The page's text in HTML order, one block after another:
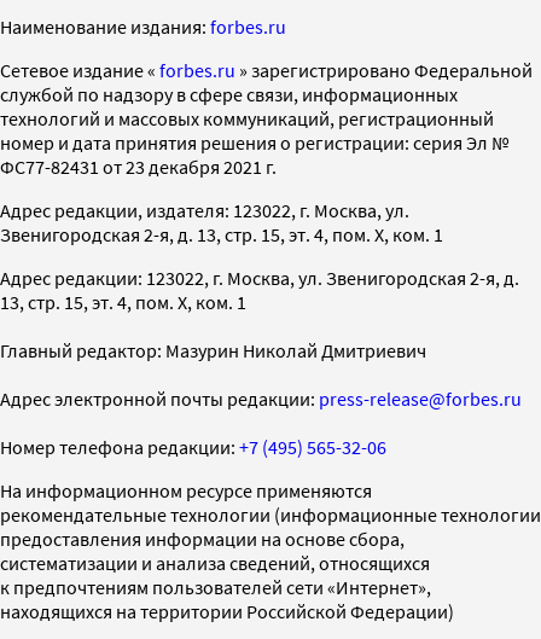
Наименование издания: forbes.ru
Cетевое издание « forbes.ru » зарегистрировано Федеральной
службой по надзору в сфере связи, информационных
технологий и массовых коммуникаций, регистрационный
номер и дата принятия решения о регистрации: серия Эл №
ФС77-82431 от 23 декабря 2021 г.
Адрес редакции, издателя: 123022, г. Москва, ул.
Звенигородская 2-я, д. 13, стр. 15, эт. 4, пом. X, ком. 1
Адрес редакции: 123022, г. Москва, ул. Звенигородская 2-я, д.
13, стр. 15, эт. 4, пом. X, ком. 1
Главный редактор: Мазурин Николай Дмитриевич
Адрес электронной почты редакции: press-release@forbes.ru
Номер телефона редакции: +7 (495) 565-32-06
На информационном ресурсе применяются
рекомендательные технологии (информационные технологии
предоставления информации на основе сбора,
систематизации и анализа сведений, относящихся
к предпочтениям пользователей сети «Интернет»,
находящихся на территории Российской Федерации)